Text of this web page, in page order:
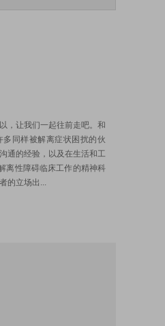
，让我们一起往前走吧。和
多同样被解离症状困扰的伙
通的经验，以及在生活和工
离性障碍临床工作的精神科
的立场出...